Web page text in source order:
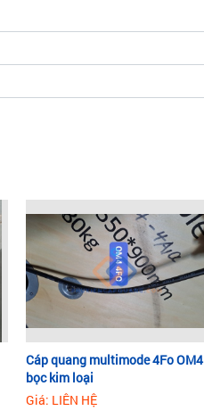
Cáp quang multimode 4Fo OM4
bọc kim loại
Giá: LIÊN HỆ